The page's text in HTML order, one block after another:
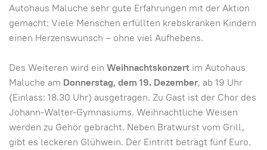
Autohaus Maluche sehr gute Erfahrungen mit der Aktion
gemacht: Viele Menschen erfüllten krebskranken Kindern
einen Herzenswunsch – ohne viel Aufhebens.
Des Weiteren wird ein Weihnachtskonzert im Autohaus
Maluche am Donnerstag, dem 19. Dezember, ab 19 Uhr
(Einlass: 18.30 Uhr) ausgetragen. Zu Gast ist der Chor des
Johann-Walter-Gymnasiums. Weihnachtliche Weisen
werden zu Gehör gebracht. Neben Bratwurst vom Grill,
gibt es leckeren Glühwein. Der Eintritt beträgt fünf Euro.